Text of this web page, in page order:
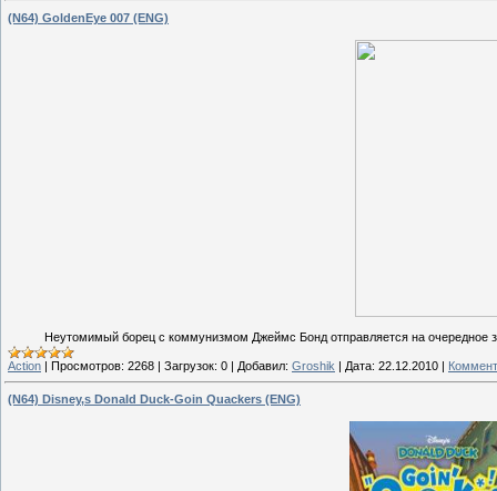
(N64) GoldenEye 007 (ENG)
Неутомимый борец с коммунизмом Джеймс Бонд отправляется на очередное
Action | Просмотров: 2268 | Загрузок: 0 | Добавил: Groshik | Дата: 22.12.2010 |
(N64) Disney,s Donald Duck-Goin Quackers (ENG)